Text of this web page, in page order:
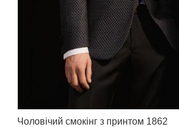
Чоловічий смокінг з принтом 1862